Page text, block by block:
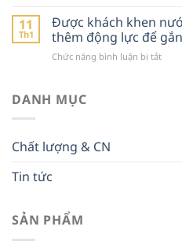
“xuất
ngoại”
Giám
đốc
HTX
và
11
Th1
Được khách khen
thêm động lực để
Chức năng bình luận bị tắtở
DANH MỤC
Chất lượng & CN
Tin tức
SẢN PHẨM